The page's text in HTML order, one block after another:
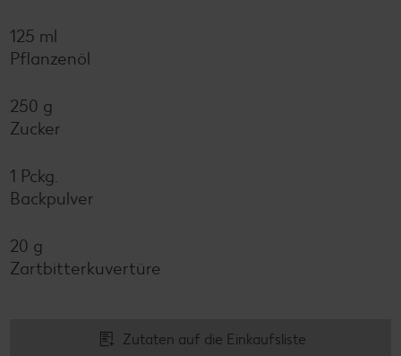
125 ml
Pflanzenöl
250 g
Zucker
1 Pckg.
Backpulver
20 g
Zartbitterkuvertüre
Zutaten auf die Einkaufsliste